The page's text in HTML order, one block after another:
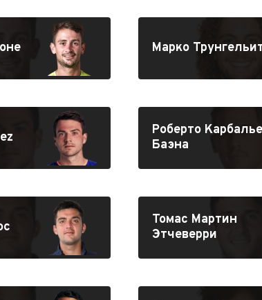
Марко
Роберто
Баэна
Томас Мартин
Этчеверри